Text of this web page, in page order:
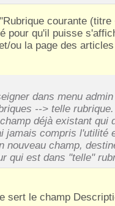
courante (titre
pour qu'il puisse
ou la page des
dans menu
--> telle rubrique.
déjà existant qui
jamais compris l'utilité
nouveau champ,
qui est dans "telle"
sert le champ